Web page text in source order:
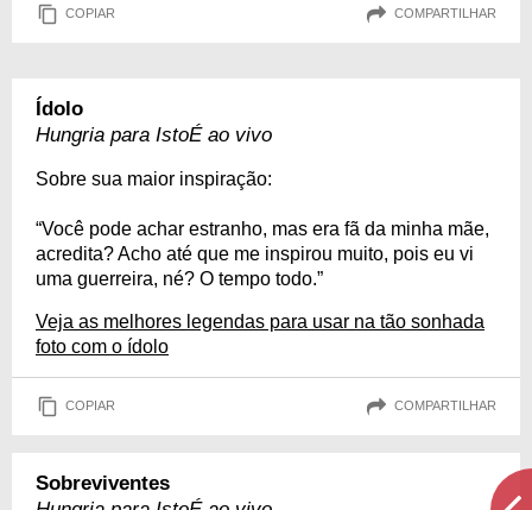
COPIAR COMPARTILHAR
Ídolo
Hungria para IstoÉ ao vivo
Sobre sua maior inspiração:
“Você pode achar estranho, mas era fã da minha mãe,
acredita? Acho até que me inspirou muito, pois eu vi
uma guerreira, né? O tempo todo.”
Veja as melhores legendas para usar na tão sonhada
foto com o ídolo
COPIAR COMPARTILHAR
Sobreviventes